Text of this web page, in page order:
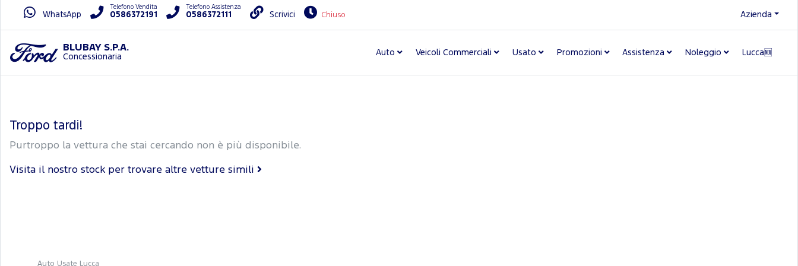
WhatsApp
Telefono Vendita
0586372191
Telefono Assistenza
0586372111 Scrivici Chiuso Azienda
BLUBAY S.P.A.
Concessionaria Auto Veicoli Commerciali Usato Promozioni Assistenza Noleggio Lucca🆕
Troppo tardi!
Purtroppo la vettura che stai cercando non è più disponibile.
Visita il nostro stock per trovare altre vetture simili
Auto Usate Lucca